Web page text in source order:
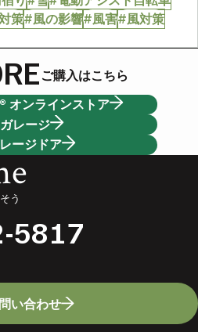
策#風の影響#風害#風対策
ご購入はこちら
オンラインストア
ガレージ
ージドア
う
5817
い合わせ